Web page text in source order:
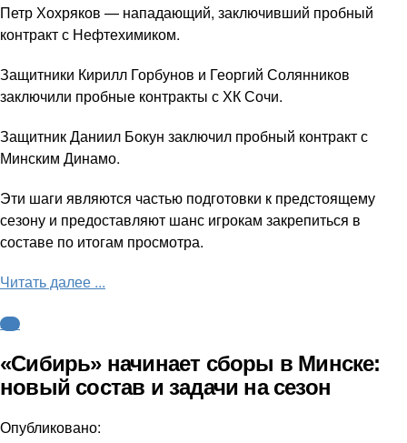
Петр Хохряков — нападающий, заключивший пробный
контракт с Нефтехимиком.
Защитники Кирилл Горбунов и Георгий Солянников
заключили пробные контракты с ХК Сочи.
Защитник Даниил Бокун заключил пробный контракт с
Минским Динамо.
Эти шаги являются частью подготовки к предстоящему
сезону и предоставляют шанс игрокам закрепиться в
составе по итогам просмотра.
Читать далее ...
КХЛ
«Сибирь» начинает сборы в Минске:
новый состав и задачи на сезон
Опубликовано: